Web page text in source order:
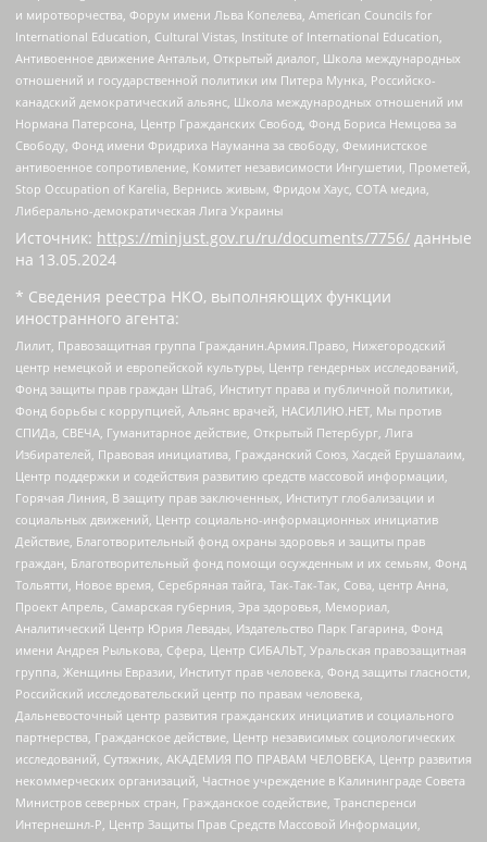
и миротворчества, Форум имени Льва Копелева, American Councils for
International Education, Cultural Vistas, Institute of International Education,
Антивоенное движение Антальи, Открытый диалог, Школа международных
отношений и государственной политики им Питера Мунка, Российско-
канадский демократический альянс, Школа международных отношений им
Нормана Патерсона, Центр Гражданских Свобод, Фонд Бориса Немцова за
Свободу, Фонд имени Фридриха Науманна за свободу, Феминистское
антивоенное сопротивление, Комитет независимости Ингушетии, Прометей,
Stop Occupation of Karelia, Вернись живым, Фридом Хаус, СОТА медиа,
Либерально-демократическая Лига Украины
Источник: https://minjust.gov.ru/ru/documents/7756/ данные
на 13.05.2024
* Сведения реестра НКО, выполняющих функции
иностранного агента:
Лилит, Правозащитная группа Гражданин.Армия.Право, Нижегородский
центр немецкой и европейской культуры, Центр гендерных исследований,
Фонд защиты прав граждан Штаб, Институт права и публичной политики,
Фонд борьбы с коррупцией, Альянс врачей, НАСИЛИЮ.НЕТ, Мы против
СПИДа, СВЕЧА, Гуманитарное действие, Открытый Петербург, Лига
Избирателей, Правовая инициатива, Гражданский Союз, Хасдей Ерушалаим,
Центр поддержки и содействия развитию средств массовой информации,
Горячая Линия, В защиту прав заключенных, Институт глобализации и
социальных движений, Центр социально-информационных инициатив
Действие, Благотворительный фонд охраны здоровья и защиты прав
граждан, Благотворительный фонд помощи осужденным и их семьям, Фонд
Тольятти, Новое время, Серебряная тайга, Так-Так-Так, Сова, центр Анна,
Проект Апрель, Самарская губерния, Эра здоровья, Мемориал,
Аналитический Центр Юрия Левады, Издательство Парк Гагарина, Фонд
имени Андрея Рылькова, Сфера, Центр СИБАЛЬТ, Уральская правозащитная
группа, Женщины Евразии, Институт прав человека, Фонд защиты гласности,
Российский исследовательский центр по правам человека,
Дальневосточный центр развития гражданских инициатив и социального
партнерства, Гражданское действие, Центр независимых социологических
исследований, Сутяжник, АКАДЕМИЯ ПО ПРАВАМ ЧЕЛОВЕКА, Центр развития
некоммерческих организаций, Частное учреждение в Калининграде Совета
Министров северных стран, Гражданское содействие, Трансперенси
Интернешнл-Р, Центр Защиты Прав Средств Массовой Информации,